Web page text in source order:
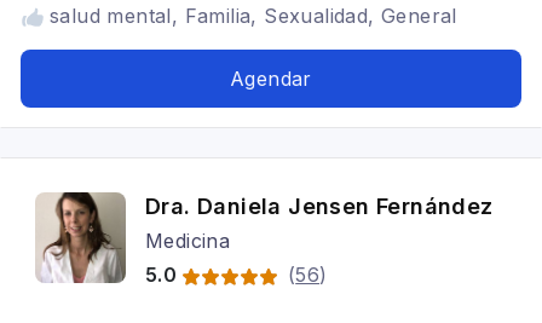
salud mental, Familia, Sexualidad, General
Agendar
Dra. Daniela Jensen Fernández
Medicina
5.0
(56)